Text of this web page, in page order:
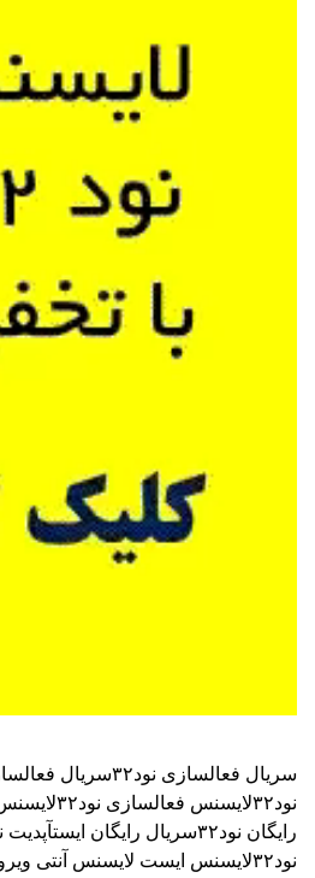
سریال فعالسازی نود۳۲ سریال
نود۳۲
لایسنس فعالسازی نود۳۲ لایسنس
رایگان نود۳۲
سریال رایگان ایستآپدیت
نود۳۲
لایسنس ایست لایسنس آنتی